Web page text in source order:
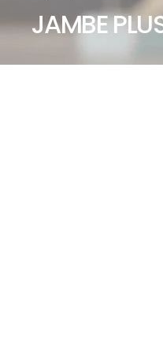
JAMBE